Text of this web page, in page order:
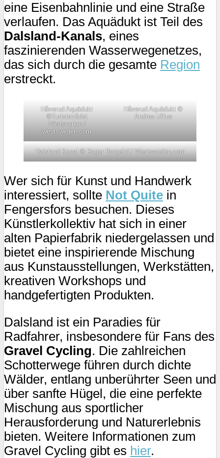
eine Eisenbahnlinie und eine Straße
verlaufen. Das Aquädukt ist Teil des
Dalsland-Kanals, eines
faszinierenden Wasserwegenetzes,
das sich durch die gesamte Region
erstreckt.
Håverud Aquädukt
©Turiststrådet
Västsverige /
westsweden.com
Håverud Aquädukt ©
Andrea Ullius
Dalsland Kanal © Roger Borgelid / Westsweden.com
Wer sich für Kunst und Handwerk
interessiert, sollte Not Quite in
Fengersfors besuchen. Dieses
Künstlerkollektiv hat sich in einer
alten Papierfabrik niedergelassen und
bietet eine inspirierende Mischung
aus Kunstausstellungen, Werkstätten,
kreativen Workshops und
handgefertigten Produkten.
Dalsland ist ein Paradies für
Radfahrer, insbesondere für Fans des
Gravel Cycling. Die zahlreichen
Schotterwege führen durch dichte
Wälder, entlang unberührter Seen und
über sanfte Hügel, die eine perfekte
Mischung aus sportlicher
Herausforderung und Naturerlebnis
bieten. Weitere Informationen zum
Gravel Cycling gibt es hier.